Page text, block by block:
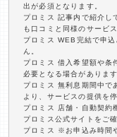
出が必須となります。
プロミス 記事内で紹介し
も口コミと同様のサービ
プロミス WEB完結で申
ん。
プロミス 借入希望額や条
必要となる場合があります
プロミス 無利息期間中で
より、サービスの提供を
プロミス 店舗・自動契約
プロミス公式サイトをご
プロミス ※お申込み時間